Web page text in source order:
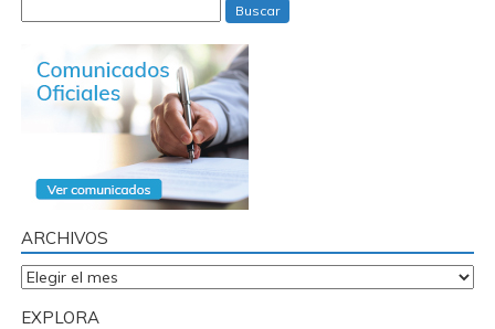
Buscar
ARCHIVOS
Archivos
EXPLORA